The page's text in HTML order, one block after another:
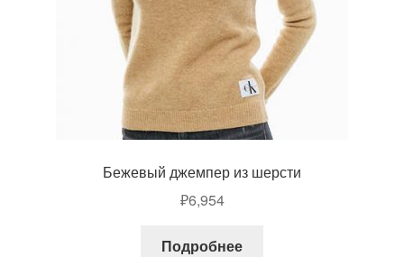
Бежевый джемпер из шерсти
₽6,954
Подробнее